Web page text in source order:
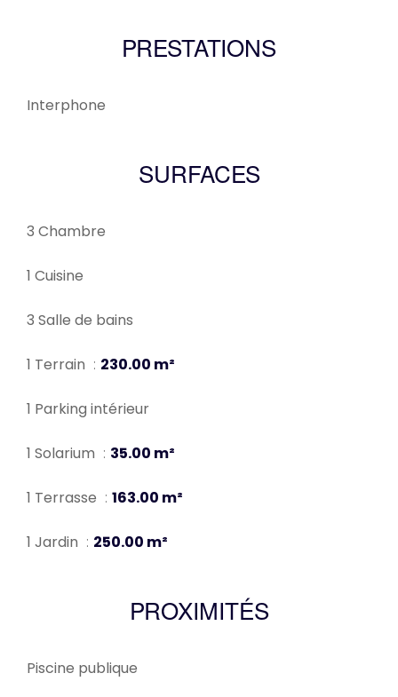
PRESTATIONS
Interphone
SURFACES
3 Chambre
1 Cuisine
3 Salle de bains
1 Terrain 230.00 m²
1 Parking intérieur
1 Solarium 35.00 m²
1 Terrasse 163.00 m²
1 Jardin 250.00 m²
PROXIMITÉS
Piscine publique